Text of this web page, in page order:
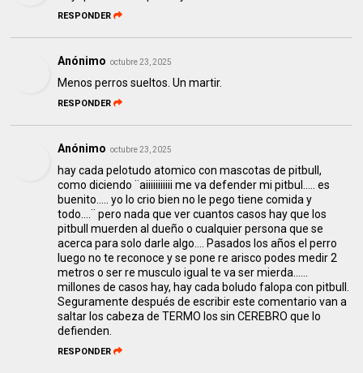
RESPONDER
Anónimo octubre 23, 2025
Menos perros sueltos. Un martir.
RESPONDER
Anónimo octubre 23, 2025
hay cada pelotudo atomico con mascotas de pitbull,
como diciendo ¨aiiiiiiiiiii me va defender mi pitbul..... es
buenito..... yo lo crio bien no le pego tiene comida y
todo....¨ pero nada que ver cuantos casos hay que los
pitbull muerden al dueño o cualquier persona que se
acerca para solo darle algo…. Pasados los años el perro
luego no te reconoce y se pone re arisco podes medir 2
metros o ser re musculo igual te va ser mierda……
millones de casos hay, hay cada boludo falopa con pitbull.
Seguramente después de escribir este comentario van a
saltar los cabeza de TERMO los sin CEREBRO que lo
defienden.
RESPONDER